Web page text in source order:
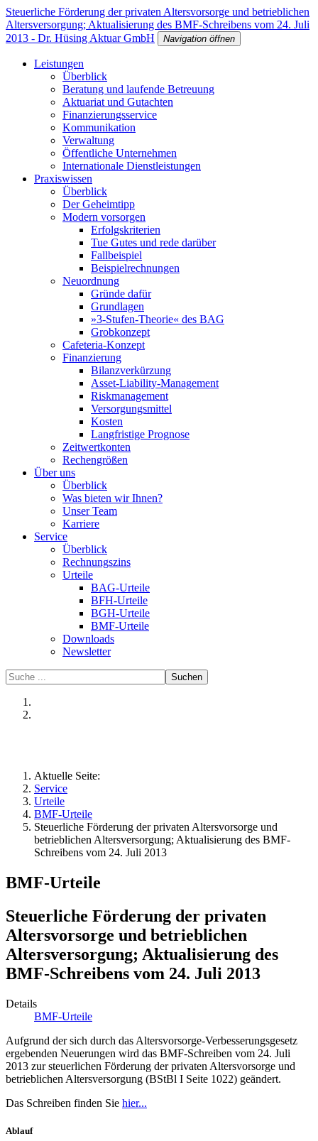
Steuerliche Förderung der privaten Altersvorsorge und betrieblichen
Altersversorgung; Aktualisierung des BMF-Schreibens vom 24. Juli
2013 - Dr. Hüsing Aktuar GmbH
Navigation öffnen
Leistungen
Überblick
Beratung und laufende Betreuung
Aktuariat und Gutachten
Finanzierungsservice
Kommunikation
Verwaltung
Öffentliche Unternehmen
Internationale Dienstleistungen
Praxiswissen
Überblick
Der Geheimtipp
Modern vorsorgen
Erfolgskriterien
Tue Gutes und rede darüber
Fallbeispiel
Beispielrechnungen
Neuordnung
Gründe dafür
Grundlagen
»3-Stufen-Theorie« des BAG
Grobkonzept
Cafeteria-Konzept
Finanzierung
Bilanzverkürzung
Asset-Liability-Management
Riskmanagement
Versorgungsmittel
Kosten
Langfristige Prognose
Zeitwertkonten
Rechengrößen
Über uns
Überblick
Was bieten wir Ihnen?
Unser Team
Karriere
Service
Überblick
Rechnungszins
Urteile
BAG-Urteile
BFH-Urteile
BGH-Urteile
BMF-Urteile
Downloads
Newsletter
Suchen
Aktuelle Seite:
Service
Urteile
BMF-Urteile
Steuerliche Förderung der privaten Altersvorsorge und
betrieblichen Altersversorgung; Aktualisierung des BMF-
Schreibens vom 24. Juli 2013
BMF-Urteile
Steuerliche Förderung der privaten
Altersvorsorge und betrieblichen
Altersversorgung; Aktualisierung des
BMF-Schreibens vom 24. Juli 2013
Details
BMF-Urteile
Aufgrund der sich durch das Altersvorsorge-Verbesserungsgesetz
ergebenden Neuerungen wird das BMF-Schreiben vom 24. Juli
2013 zur steuerlichen Förderung der privaten Altersvorsorge und
betrieblichen Altersversorgung (BStBl I Seite 1022) geändert.
Das Schreiben finden Sie hier...
Ablauf